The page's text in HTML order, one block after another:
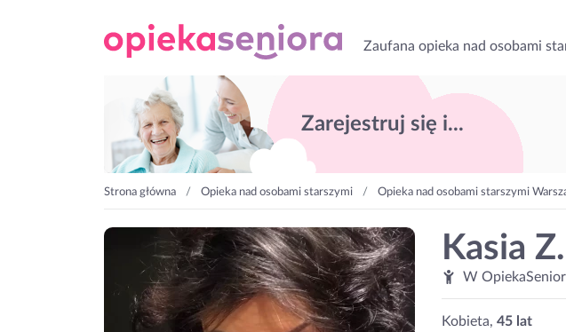
Zaufana opieka nad osobami
Zarejestruj się i...
Strona główna Opieka nad osobami starszymi Opieka nad osobami starszymi
Kasia Z.
W
Kobieta, 45 lat